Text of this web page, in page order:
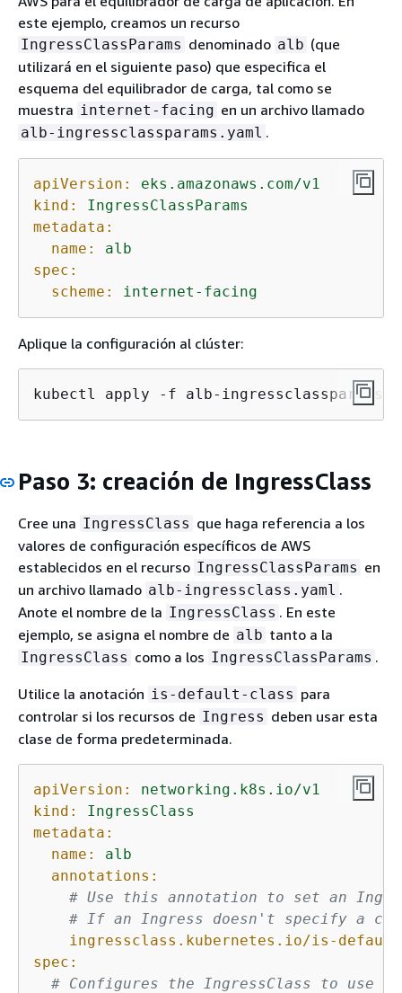
este ejemplo, creamos un recurso
IngressClassParams denominado alb (que
utilizará en el siguiente paso) que especifica el
esquema del equilibrador de carga, tal como se
muestra internet-facing en un archivo llamado
alb-ingressclassparams.yaml .
apiVersion:
eks.amazonaws.com/v1
kind:
IngressClassParams
metadata:
name:
alb
spec:
scheme:
internet-facing
Aplique la configuración al clúster:
kubectl apply -f alb-
Paso 3: creación de IngressClass
Cree una IngressClass que haga referencia a los
valores de configuración específicos de AWS
establecidos en el recurso IngressClassParams en
un archivo llamado alb-ingressclass.yaml .
Anote el nombre de la IngressClass . En este
ejemplo, se asigna el nombre de alb tanto a la
IngressClass como a los IngressClassParams .
Utilice la anotación is-default-class para
controlar si los recursos de Ingress deben usar esta
clase de forma predeterminada.
apiVersion:
networking.k8s.io/v1
kind:
IngressClass
metadata:
name:
alb
annotations:
# Use this annotation to set an
# If an Ingress doesn't specify a
ingressclass.kubernetes.io/is-
spec:
# Configures the IngressClass to use